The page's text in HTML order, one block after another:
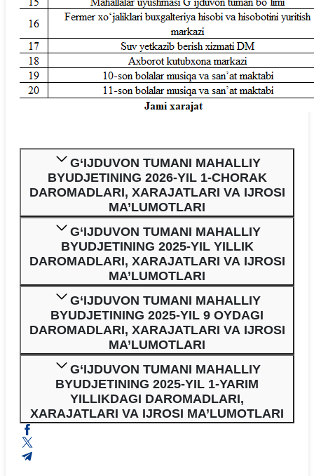
G‘IJDUVON TUMANI MAHALLIY
BYUDJETINING 2026-YIL 1-CHORAK
DAROMADLARI, XARAJATLARI VA IJROSI
MA’LUMOTLARI
G‘IJDUVON TUMANI MAHALLIY
BYUDJETINING 2025-YIL YILLIK
DAROMADLARI, XARAJATLARI VA IJROSI
MA’LUMOTLARI
G‘IJDUVON TUMANI MAHALLIY
BYUDJETINING 2025-YIL 9 OYDAGI
DAROMADLARI, XARAJATLARI VA IJROSI
MA’LUMOTLARI
G‘IJDUVON TUMANI MAHALLIY
BYUDJETINING 2025-YIL 1-YARIM
YILLIKDAGI DAROMADLARI,
XARAJATLARI VA IJROSI MA’LUMOTLARI